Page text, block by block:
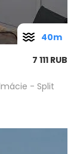
7 111 RUB
- Split
40m